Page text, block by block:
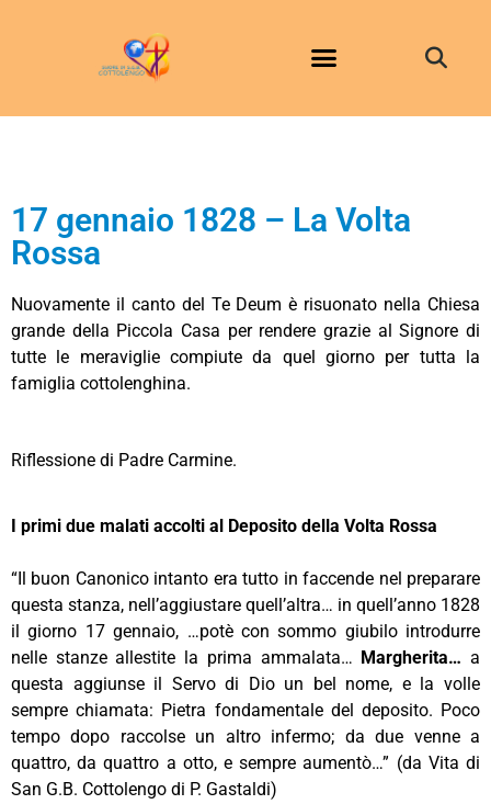
17 gennaio 1828 – La Volta
Rossa
Nuovamente il canto del Te Deum è risuonato nella Chiesa
grande della Piccola Casa per rendere grazie al Signore di
tutte le meraviglie compiute da quel giorno per tutta la
famiglia cottolenghina.
Riflessione di Padre Carmine.
I primi due malati accolti al Deposito della Volta Rossa
“Il buon Canonico intanto era tutto in faccende nel preparare
questa stanza, nell’aggiustare quell’altra… in quell’anno 1828
il giorno 17 gennaio, …potè con sommo giubilo introdurre
nelle stanze allestite la prima ammalata… Margherita… a
questa aggiunse il Servo di Dio un bel nome, e la volle
sempre chiamata: Pietra fondamentale del deposito. Poco
tempo dopo raccolse un altro infermo; da due venne a
quattro, da quattro a otto, e sempre aumentò…” (da Vita di
San G.B. Cottolengo di P. Gastaldi)